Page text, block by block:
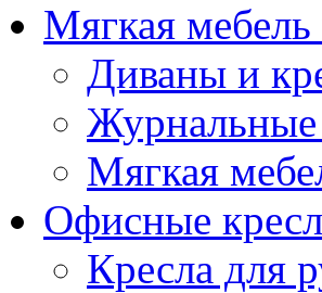
Мягкая
Диваны и
Журнальные
Мягкая
Офисные
Кресла для